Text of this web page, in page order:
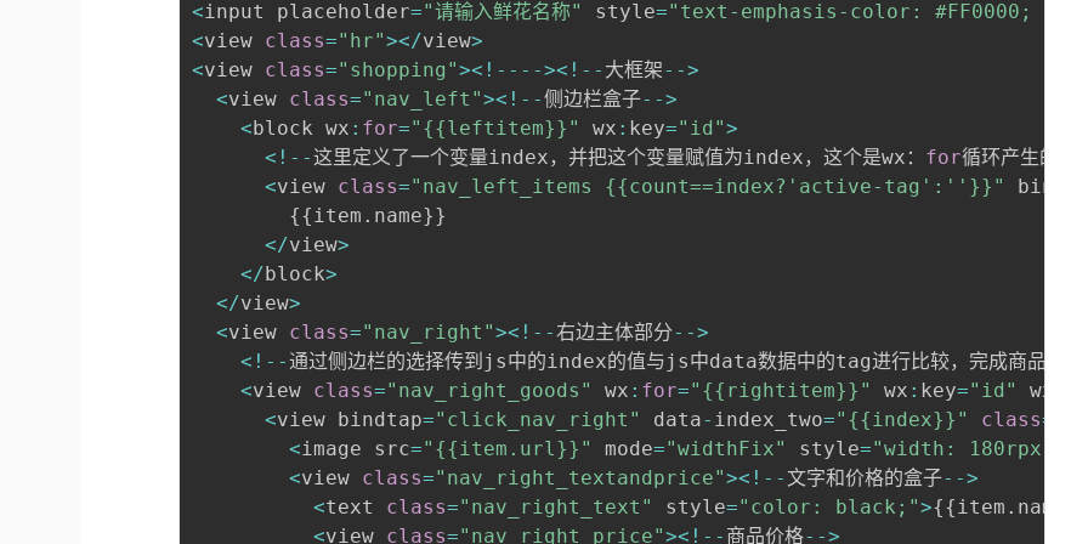
<input placeholder="请输入鲜花名称" style="text-emphasis-color: #FF0000;
<view class="hr"></view>
<view class="shopping">< ! -- -->< ! -- 大框架-->
<view class="nav_left">< ! --侧边栏盒子-->
<block wx : for="{{leftitem}}" wx : key="id">
< ! --这里定义了一个变量index，并把这个变量赋值为index，这个是wx： for循环产生的下
<view class="nav_left_items {{count==index?'active-tag':''}}"
{{ item . name}}
</view>
</block>
</view>
<view class="nav_right">< ! --右边主体部分-->
< ! --通过侧边栏的选择传到js中的index的值与js中data数据中的tag进行比较，完成商品的分
<view class="nav_right_goods" wx : for="{{rightitem}}" wx : key="id" wx
<view bindtap="click_nav_right" data- index_two="{{index}}" class=
<image src="{{item.url}}" mode="widthFix" style="width:
<view class="nav_right_textandprice">< ! --文字和价格的盒子-->
<text class="nav_right_text" style="color: black;">{{ item . name
<view class="nav_right_price">< ! -- 商品价格-->